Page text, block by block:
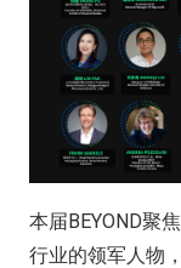
本届BEYOND聚
行业的领军人物